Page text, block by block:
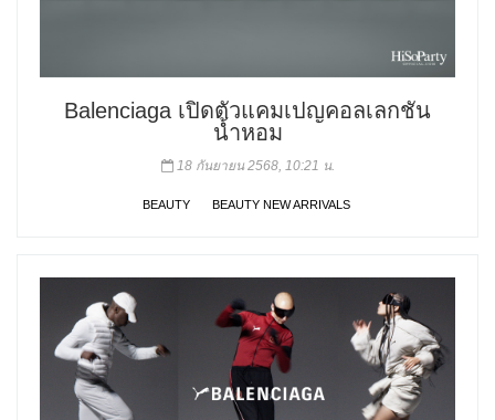
Balenciaga เปิดตัวแคมเปญคอลเลกชัน
น้ำหอม
18 กันยายน 2568, 10:21 น.
BEAUTY BEAUTY NEW ARRIVALS